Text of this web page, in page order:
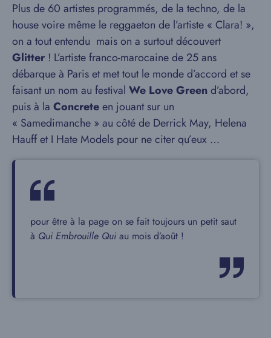
Plus de 60 artistes programmés, de la techno, de la
house voire même le reggaeton de l’artiste « Clara! »,
on a tout entendu mais on a surtout découvert
Glitter ! L’artiste franco-marocaine de 25 ans
débarque à Paris et met tout le monde d’accord et se
faisant un nom au festival We Love Greend’abord,
puis à la Concreteen jouant sur un
« Samedimanche » au côté de Derrick May, Helena
Hauff et I Hate Models pour ne citer qu’eux …
pour être à la page on se fait toujours un petit saut
à Qui Embrouille Qui au mois d’août !